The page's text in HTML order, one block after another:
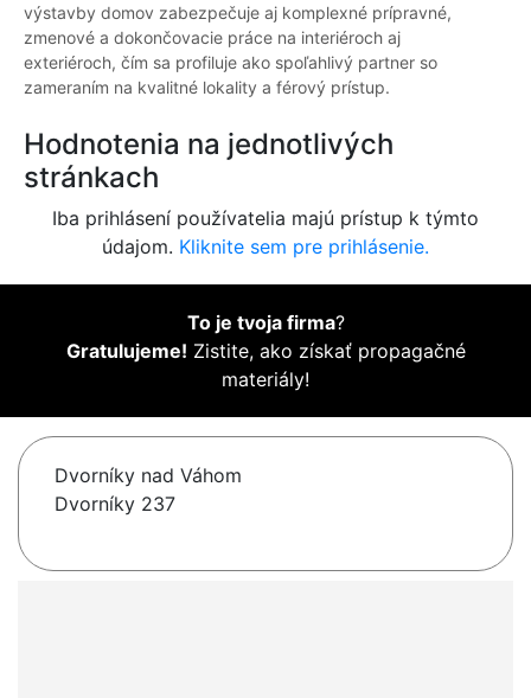
výstavby domov zabezpečuje aj komplexné prípravné,
zmenové a dokončovacie práce na interiéroch aj
exteriéroch, čím sa profiluje ako spoľahlivý partner so
zameraním na kvalitné lokality a férový prístup.
Hodnotenia na jednotlivých
stránkach
Iba prihlásení používatelia majú prístup k týmto
údajom. Kliknite sem pre prihlásenie.
To je tvoja firma?
Gratulujeme! Zistite, ako získať propagačné
materiály!
Dvorníky nad Váhom
Dvorníky 237